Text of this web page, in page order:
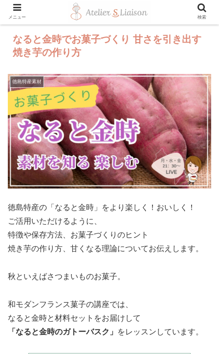
なると金時でお菓子づくり 甘さを引き出す
焼き芋の作り方
徳島特産素材
徳島特産の「なると金時」をより楽しく！おいしく！
ご活用いただけるように、
特徴や保存方法、お菓子づくりのヒント
焼き芋の作り方、甘くなる理論についてお伝えします。
秋といえばさつまいものお菓子。
和モダンフランス菓子の講座では、
なると金時と材料セットをお届けして
「なると金時のガトーバスク」
をレッスンしています。
メニュー 検索